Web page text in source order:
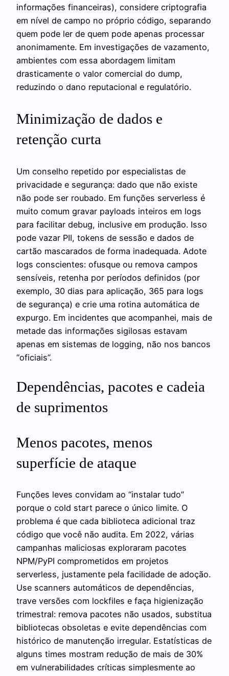
informações financeiras), considere criptografia
em nível de campo no próprio código, separando
quem pode ler de quem pode apenas processar
anonimamente. Em investigações de vazamento,
ambientes com essa abordagem limitam
drasticamente o valor comercial do dump,
reduzindo o dano reputacional e regulatório.
Minimização de dados e
retenção curta
Um conselho repetido por especialistas de
privacidade e segurança: dado que não existe
não pode ser roubado. Em funções serverless é
muito comum gravar payloads inteiros em logs
para facilitar debug, inclusive em produção. Isso
pode vazar PII, tokens de sessão e dados de
cartão mascarados de forma inadequada. Adote
logs conscientes: ofusque ou remova campos
sensíveis, retenha por períodos definidos (por
exemplo, 30 dias para aplicação, 365 para logs
de segurança) e crie uma rotina automática de
expurgo. Em incidentes que acompanhei, mais de
metade das informações sigilosas estavam
apenas em sistemas de logging, não nos bancos
“oficiais”.
Dependências, pacotes e cadeia
de suprimentos
Menos pacotes, menos
superfície de ataque
Funções leves convidam ao “instalar tudo”
porque o cold start parece o único limite. O
problema é que cada biblioteca adicional traz
código que você não audita. Em 2022, várias
campanhas maliciosas exploraram pacotes
NPM/PyPI comprometidos em projetos
serverless, justamente pela facilidade de adoção.
Use scanners automáticos de dependências,
trave versões com lockfiles e faça higienização
trimestral: remova pacotes não usados, substitua
bibliotecas obsoletas e evite dependências com
histórico de manutenção irregular. Estatísticas de
alguns times mostram redução de mais de 30%
em vulnerabilidades críticas simplesmente ao